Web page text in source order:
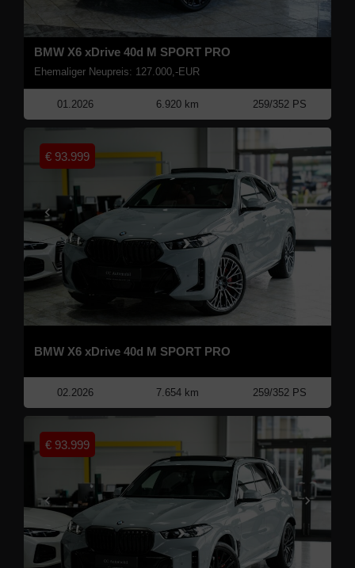
BMW X6 xDrive 40d M SPORT PRO
Ehemaliger Neupreis: 127.000,-EUR
01.2026 6.920 km 259/352 PS
BMW X6 xDrive 40d M SPORT PRO
€ 93.999
02.2026 7.654 km 259/352 PS
€ 93.999